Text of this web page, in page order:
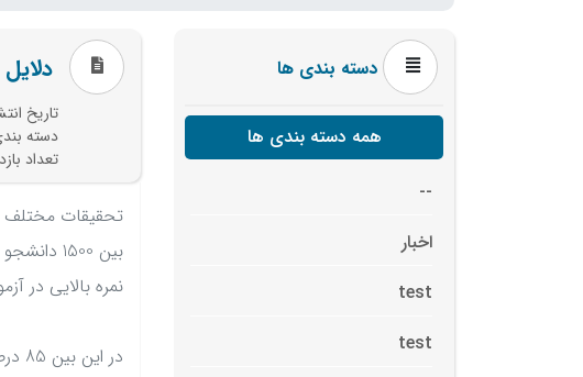
دسته بندی ها
همه دسته بندی ها
--
اخبار
test
test
تاریخ انتشار :
دسته
تعداد
تحقیقات مختلف
نمره بالایی در